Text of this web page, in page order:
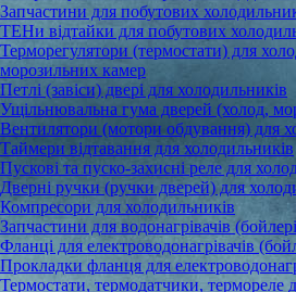
Запчастини для побутових
ТЕНи відтайки для побутових
Терморегулятори (термостати) для
морозильних камер
Петлі (завіси) двері для холодильників
Ущільнювальна гума дверей (холод,
Вентилятори (мотори обдування) для
Таймери відтавання для холодильників
Пускові та пуско-захисні реле для
Дверні ручки (ручки дверей) для
Компресори для холодильників
Запчастини для водонагрівачів
Фланці для електроводонагрівачів
Прокладки фланця для
Термостати, термодатчики, термореле